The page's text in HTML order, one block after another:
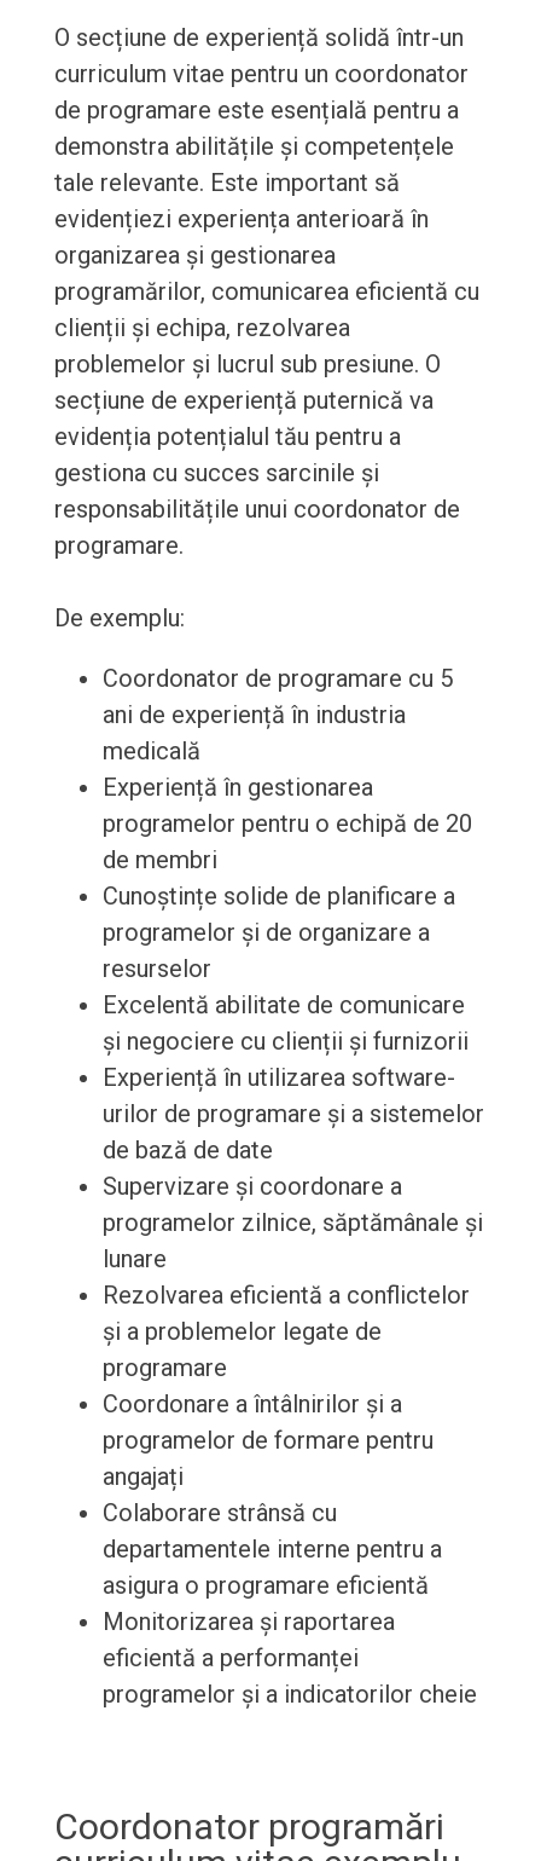
O secțiune de experiență solidă într-un
curriculum vitae pentru un coordonator
de programare este esențială pentru a
demonstra abilitățile și competențele
tale relevante. Este important să
evidențiezi experiența anterioară în
organizarea și gestionarea
programărilor, comunicarea eficientă cu
clienții și echipa, rezolvarea
problemelor și lucrul sub presiune. O
secțiune de experiență puternică va
evidenția potențialul tău pentru a
gestiona cu succes sarcinile și
responsabilitățile unui coordonator de
programare.
De exemplu:
Coordonator de programare cu 5
ani de experiență în industria
medicală
Experiență în gestionarea
programelor pentru o echipă de 20
de membri
Cunoștințe solide de planificare a
programelor și de organizare a
resurselor
Excelentă abilitate de comunicare
și negociere cu clienții și furnizorii
Experiență în utilizarea software-
urilor de programare și a sistemelor
de bază de date
Supervizare și coordonare a
programelor zilnice, săptămânale și
lunare
Rezolvarea eficientă a conflictelor
și a problemelor legate de
programare
Coordonare a întâlnirilor și a
programelor de formare pentru
angajați
Colaborare strânsă cu
departamentele interne pentru a
asigura o programare eficientă
Monitorizarea și raportarea
eficientă a performanței
programelor și a indicatorilor cheie
Coordonator programări